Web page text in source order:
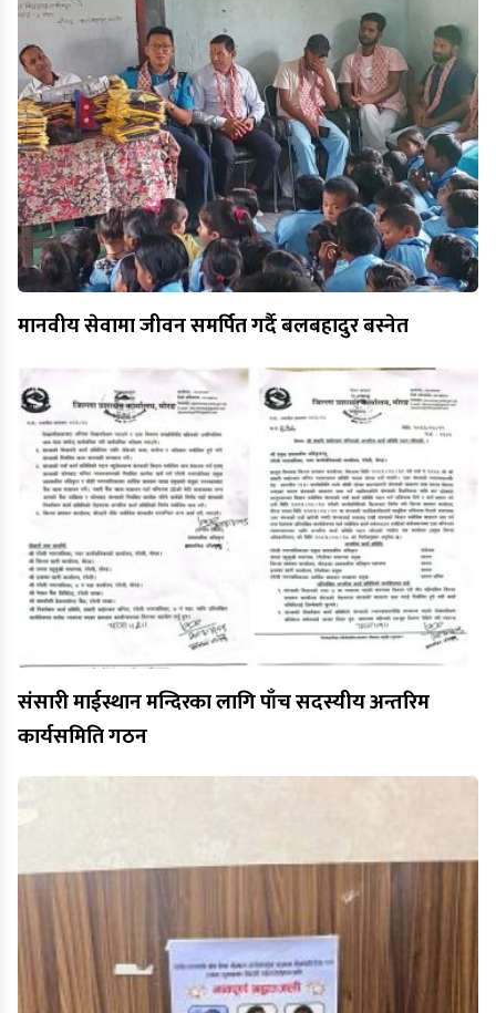
मानवीय सेवामा जीवन समर्पित गर्दै बलबहादुर बस्नेत
संसारी माईस्थान मन्दिरका लागि पाँच सदस्यीय अन्तरिम
कार्यसमिति गठन